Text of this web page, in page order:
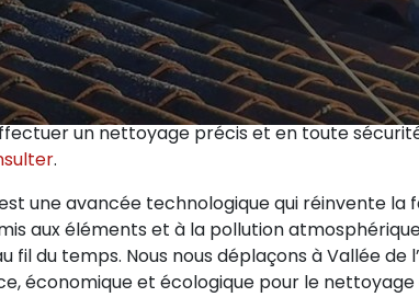
une solution moderne et efficace pour
extérieures. Cette technique
un nettoyage précis et en toute
.
une avancée technologique qui réinvente la
aux éléments et à la pollution
fil du temps. Nous nous déplaçons à Vallée
économique et écologique pour le nettoyage